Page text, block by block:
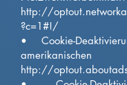
http://
?c=1#!/
• Cookie-
http://